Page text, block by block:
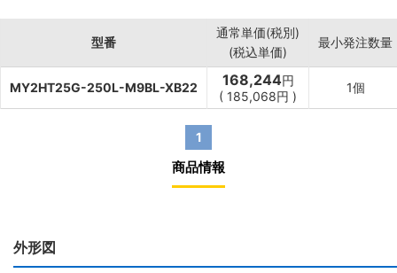
型番
通常単価(税別)
(税込単価)
最小発注数量
MY2HT25G-250L-M9BL-XB22 168,244円
( 185,068円 )
1個
1
商品情報
外形図